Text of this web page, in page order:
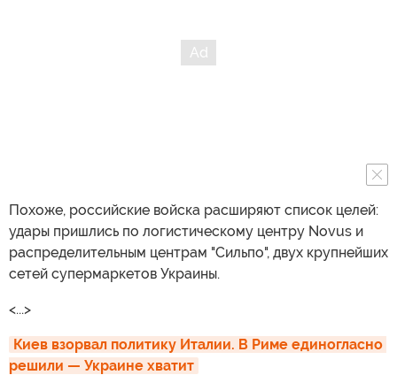
Похоже, российские войска расширяют список целей:
удары пришлись по логистическому центру Novus и
распределительным центрам "Сильпо", двух крупнейших
сетей супермаркетов Украины.
<...>
Киев взорвал политику Италии. В Риме единогласно
решили — Украине хватит